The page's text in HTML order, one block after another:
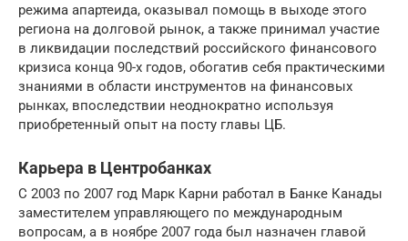
режима апартеида, оказывал помощь в выходе этого
региона на долговой рынок, а также принимал участие
в ликвидации последствий российского финансового
кризиса конца 90-х годов, обогатив себя практическими
знаниями в области инструментов на финансовых
рынках, впоследствии неоднократно используя
приобретенный опыт на посту главы ЦБ.
Карьера в Центробанках
С 2003 по 2007 год Марк Карни работал в Банке Канады
заместителем управляющего по международным
вопросам, а в ноябре 2007 года был назначен главой